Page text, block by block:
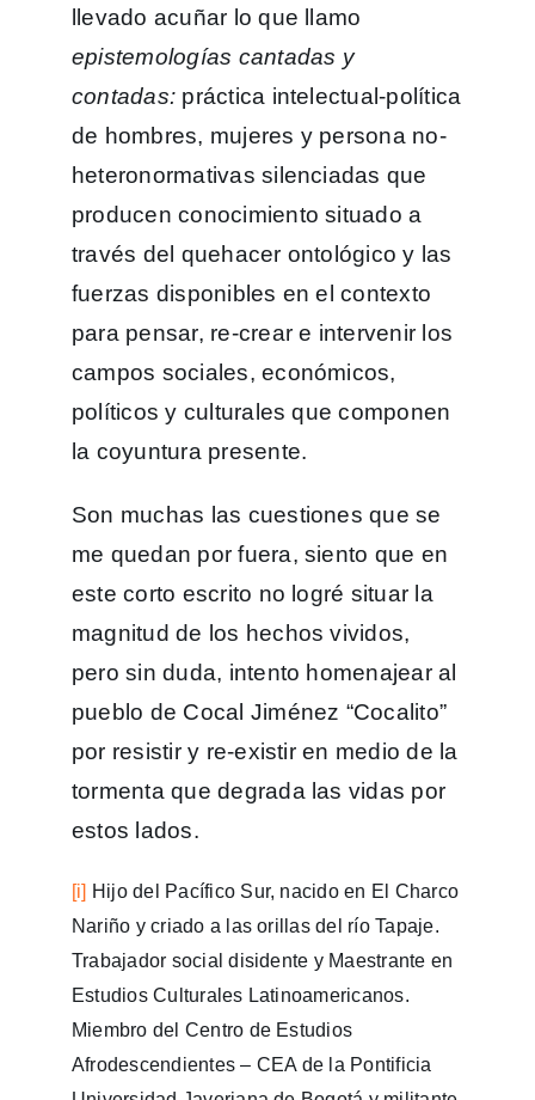
llevado acuñar lo que llamo
epistemologías cantadas y
contadas: práctica intelectual-política
de hombres, mujeres y persona no-
heteronormativas silenciadas que
producen conocimiento situado a
través del quehacer ontológico y las
fuerzas disponibles en el contexto
para pensar, re-crear e intervenir los
campos sociales, económicos,
políticos y culturales que componen
la coyuntura presente.
Son muchas las cuestiones que se
me quedan por fuera, siento que en
este corto escrito no logré situar la
magnitud de los hechos vividos,
pero sin duda, intento homenajear al
pueblo de Cocal Jiménez “Cocalito”
por resistir y re-existir en medio de la
tormenta que degrada las vidas por
estos lados.
[i] Hijo del Pacífico Sur, nacido en El Charco
Nariño y criado a las orillas del río Tapaje.
Trabajador social disidente y Maestrante en
Estudios Culturales Latinoamericanos.
Miembro del Centro de Estudios
Afrodescendientes – CEA de la Pontificia